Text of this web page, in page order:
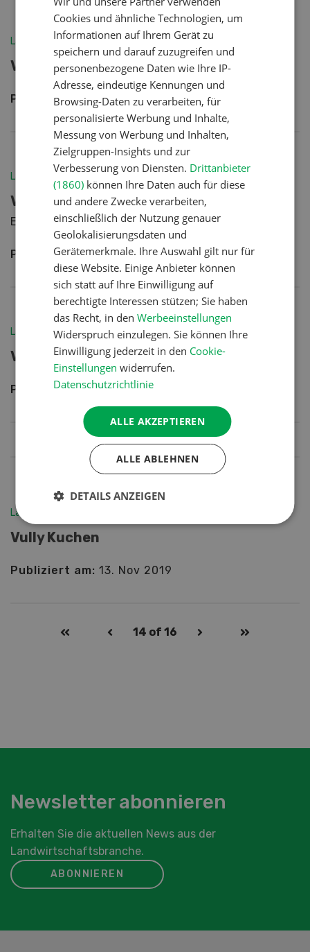
Landleben
Vanilleroulade
Publiziert am:13. Nov 2019
Landleben
Verjus-Minze-Pannacotta
Ein leckeres, sommerliches Dessert.
Publiziert am:07. Jun 2023
Landleben
Vrenys Kirschtorte
Publiziert am:13. Nov 2019
Landleben
Vully Kuchen
Publiziert am: 13. Nov 2019
14 of 16
Newsletter abonnieren
Erhalten Sie die aktuellen News aus der
Landwirtschaftsbranche.
ABONNIEREN
Cookies und ähnliche Technologien, um
Informationen auf Ihrem Gerät zu
speichern und darauf zuzugreifen und
personenbezogene Daten wie Ihre IP-
Adresse, eindeutige Kennungen und
Browsing-Daten zu verarbeiten, für
personalisierte Werbung und Inhalte,
Messung von Werbung und Inhalten,
Zielgruppen-Insights und zur
Verbesserung von Diensten. Drittanbieter
(1860) können Ihre Daten auch für diese
und andere Zwecke verarbeiten,
einschließlich der Nutzung genauer
Geolokalisierungsdaten und
Gerätemerkmale. Ihre Auswahl gilt nur für
diese Website. Einige Anbieter können
sich statt auf Ihre Einwilligung auf
berechtigte Interessen stützen; Sie haben
das Recht, in denWerbeeinstellungen
Widerspruch einzulegen. Sie können Ihre
Einwilligung jederzeit in den Cookie-
Einstellungen widerrufen.
Datenschutzrichtlinie
ALLE AKZEPTIEREN
ALLE ABLEHNEN
DETAILS ANZEIGEN